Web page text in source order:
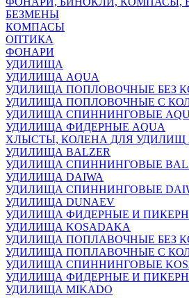
БЕЗМЕНЫ
КОМПАСЫ
ОПТИКА
ФОНАРИ
УДИЛИЩА
УДИЛИЩА AQUA
УДИЛИЩА ПОПЛОВОЧНЫЕ БЕЗ
УДИЛИЩА ПОПЛОВОЧНЫЕ С
УДИЛИЩА СПИННИНГОВЫЕ
УДИЛИЩА ФИДЕРНЫЕ AQUA
ХЛЫСТЫ, КОЛЕНА ДЛЯ УДИЛИЩ
УДИЛИЩА BALZER
УДИЛИЩА СПИННИНГОВЫЕ
УДИЛИЩА DAIWA
УДИЛИЩА СПИННИНГОВЫЕ
УДИЛИЩА DUNAEV
УДИЛИЩА ФИДЕРНЫЕ И
УДИЛИЩА KOSADAKA
УДИЛИЩА ПОПЛАВОЧНЫЕ БЕЗ
УДИЛИЩА ПОПЛАВОЧНЫЕ С
УДИЛИЩА СПИННИНГОВЫЕ
УДИЛИЩА ФИДЕРНЫЕ И
УДИЛИЩА MIKADO